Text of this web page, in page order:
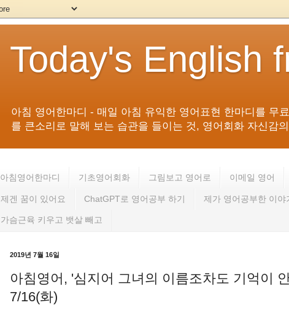
Today's English
아침 영어한마디 - 매일 아침 유익한 영어표현 한마디를 무
를 큰소리로 말해 보는 습관을 들이는 것, 영어회화 자신감
아침영어한마디 기초영어회화 그림보고 영어로 이메일 영어
제겐 꿈이 있어요 ChatGPT로 영어공부 하기 제가 영어공부한 이야
가슴근육 키우고 뱃살 빼고
2019년 7월 16일
아침영어, '심지어 그녀의 이름조차도 기억이
7/16(화)